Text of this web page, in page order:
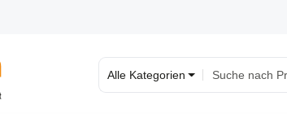
Alle Kategorien